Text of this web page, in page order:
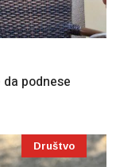
podnese
Društvo